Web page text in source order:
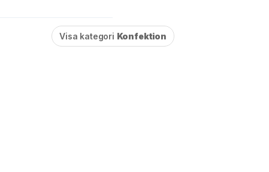
Visa kategori Konfektion